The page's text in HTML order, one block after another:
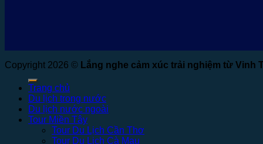
Copyright 2026 © Lắng nghe cảm xúc trải nghiệm từ Vinh
Trang chủ
Du lịch trong nước
Du lịch nước ngoài
Tour Miền Tây
Tour Du Lịch Cần Thơ
Tour Du Lịch Cà Mau